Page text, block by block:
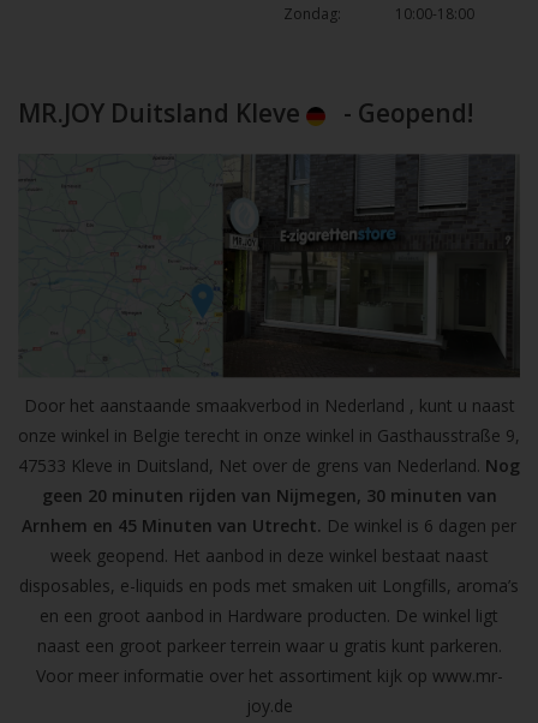
Zondag:
10:00-18:00
MR.JOY Duitsland Kleve - Geopend!
Door het aanstaande smaakverbod in Nederland , kunt u naast
onze winkel in Belgie terecht in onze winkel in Gasthausstraße 9,
47533 Kleve in Duitsland, Net over de grens van Nederland. Nog
geen 20 minuten rijden van Nijmegen, 30 minuten van
Arnhem en 45 Minuten van Utrecht. De winkel is 6 dagen per
week geopend. Het aanbod in deze winkel bestaat naast
disposables, e-liquids en pods met smaken uit Longfills, aroma’s
en een groot aanbod in Hardware producten. De winkel ligt
naast een groot parkeer terrein waar u gratis kunt parkeren.
Voor meer informatie over het assortiment kijk op www.mr-
joy.de